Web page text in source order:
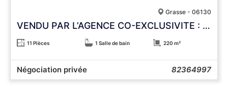
Grasse - 06130
VENDU PAR L’AGENCE CO-EXCLUSIVITE : Mas 1850 au coeur d’un quartier recherché – rénovation de grande qualité
11 Pièces 1 Salle de bain 220 m²
Négociation privée 82364997